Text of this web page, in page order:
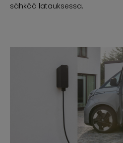
sähköä latauksessa.